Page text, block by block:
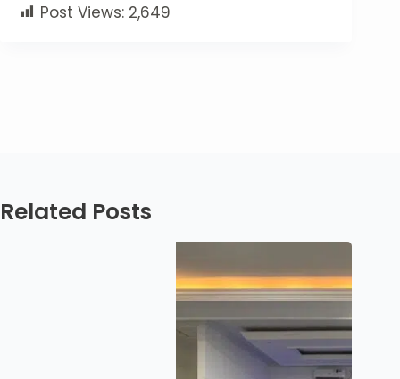
Post Views: 2,649
Related Posts